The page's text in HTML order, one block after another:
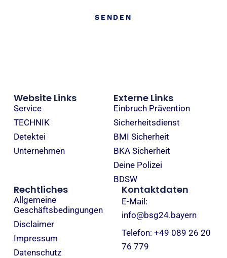
SENDEN
Website Links
Service
TECHNIK
Detektei
Unternehmen
Externe Links
Einbruch Prävention
Sicherheitsdienst
BMI Sicherheit
BKA Sicherheit
Deine Polizei
BDSW
Rechtliches
Allgemeine
Geschäftsbedingungen
Disclaimer
Impressum
Datenschutz
Kontaktdaten
E-Mail:
info@bsg24.bayern
Telefon: +49 089 26 20
76 779